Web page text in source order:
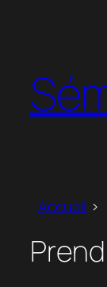
Accueil